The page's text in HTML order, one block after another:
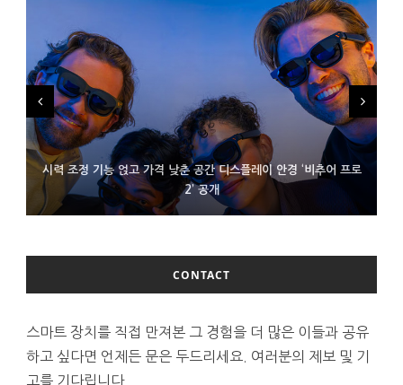
시력 조정 기능 얹고 가격 낮춘 공간 디스플레이 안경 ‘비추어 프로
2’ 공개
D램 부족에 10억달러어치 아이폰18 프로세서 패키징 대기 중
300~400달러 반지형 스피커 준비하는 오픈AI
CONTACT
스마트 장치를 직접 만져본 그 경험을 더 많은 이들과 공유
하고 싶다면 언제든 문은 두드리세요. 여러분의 제보 및 기
고를 기다립니다.